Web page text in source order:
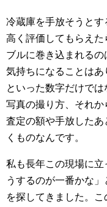
冷蔵庫を手放そうと
高く評価してもらえ
ブルに巻き込まれる
気持ちになることは
といった数字だけでは
写真の撮り方、それか
査定の額や手放した
くものなんです。
私も長年この現場に
うするのが一番かな
を探してきました。